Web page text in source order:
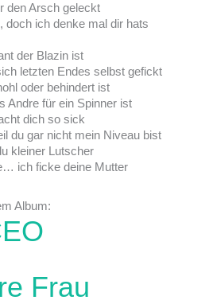
den Arsch geleckt
doch ich denke mal dir hats
der Blazin ist
letzten Endes selbst gefickt
oder behindert ist
Andre für ein Spinner ist
dich so sick
du gar nicht mein Niveau bist
Lutscher
ich ficke deine Mutter
Album:
Frau